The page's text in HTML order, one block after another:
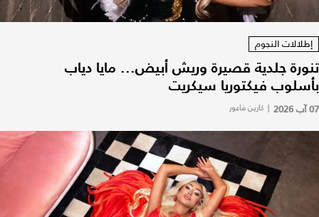
إطلالات النجوم
تنورة جلدية قصيرة وريش أبيض... مايا دياب
بأسلوب فيكتوريا سيكريت
07 آب 2026 | كارين فاعور